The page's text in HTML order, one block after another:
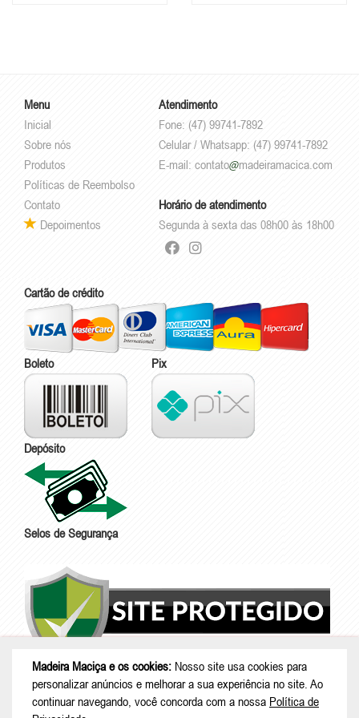
Menu
Inicial
Sobre nós
Produtos
Políticas de Reembolso
Contato
Depoimentos
Atendimento
Fone: (47) 99741-7892
Celular / Whatsapp: (47) 99741-7892
E-mail: contato madeiramacica.com
Horário de atendimento
Segunda à sexta das 08h00 às 18h00
Cartão de crédito
Boleto Pix
Depósito
Selos de Segurança
Madeira Maciça e os cookies: Nosso site usa cookies para
personalizar anúncios e melhorar a sua experiência no site. Ao
continuar navegando, você concorda com a nossa Política de